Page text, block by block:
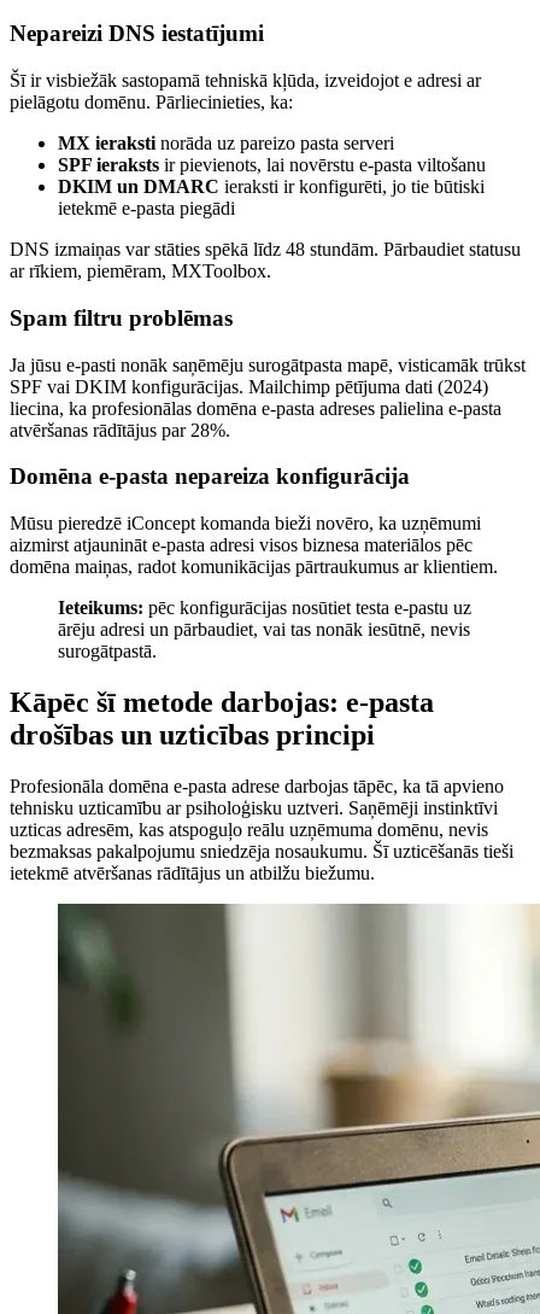
Nepareizi DNS iestatījumi
Šī ir visbiežāk sastopamā tehniskā kļūda, izveidojot e adresi ar
pielāgotu domēnu. Pārliecinieties, ka:
MX ieraksti norāda uz pareizo pasta serveri
SPF ieraksts ir pievienots, lai novērstu e-pasta viltošanu
DKIM un DMARC ieraksti ir konfigurēti, jo tie būtiski
ietekmē e-pasta piegādi
DNS izmaiņas var stāties spēkā līdz 48 stundām. Pārbaudiet statusu
ar rīkiem, piemēram, MXToolbox.
Spam filtru problēmas
Ja jūsu e-pasti nonāk saņēmēju surogātpasta mapē, visticamāk trūkst
SPF vai DKIM konfigurācijas. Mailchimp pētījuma dati (2024)
liecina, ka profesionālas domēna e-pasta adreses palielina e-pasta
atvēršanas rādītājus par 28%.
Domēna e-pasta nepareiza konfigurācija
Mūsu pieredzē iConcept komanda bieži novēro, ka uzņēmumi
aizmirst atjaunināt e-pasta adresi visos biznesa materiālos pēc
domēna maiņas, radot komunikācijas pārtraukumus ar klientiem.
Ieteikums: pēc konfigurācijas nosūtiet testa e-pastu uz
ārēju adresi un pārbaudiet, vai tas nonāk iesūtnē, nevis
surogātpastā.
Kāpēc šī metode darbojas: e-pasta
drošības un uzticības principi
Profesionāla domēna e-pasta adrese darbojas tāpēc, ka tā apvieno
tehnisku uzticamību ar psiholoģisku uztveri. Saņēmēji instinktīvi
uzticas adresēm, kas atspoguļo reālu uzņēmuma domēnu, nevis
bezmaksas pakalpojumu sniedzēja nosaukumu. Šī uzticēšanās tieši
ietekmē atvēršanas rādītājus un atbilžu biežumu.